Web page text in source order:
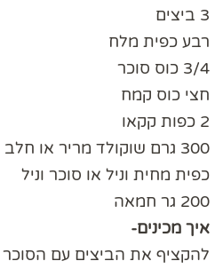
3 ביצים
רבע כפית מלח
3/4 כוס סוכר
חצי כוס קמח
2 כפות קקאו
300 גרם שוקולד מריר או חלב אני השתמשתי בחלב
כפית מחית וניל או סוכר וניל
200 גר חמאה
איך מכינים-
להקציף את הביצים עם